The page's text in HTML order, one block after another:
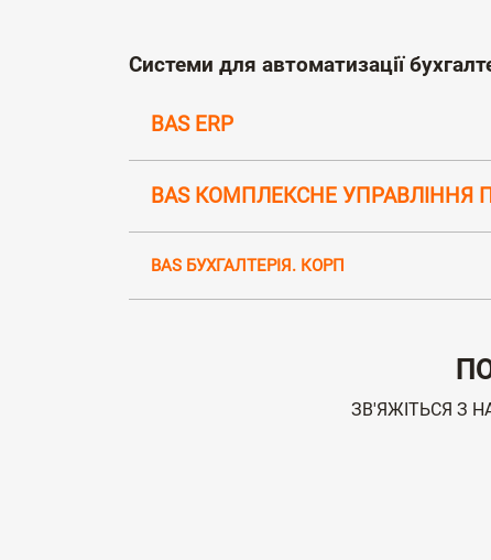
Системи для автоматизації
BAS ERP
BAS КОМПЛЕКСНЕ УПРАВЛІННЯ
BAS БУХГАЛТЕРІЯ. КОРП
ЗВ'ЯЖІТЬСЯ З